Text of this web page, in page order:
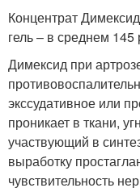
Концентрат
гель – в среднем 145
Димексид при
экссудативное или
проникает в ткани,
участвующий в
выработку
чувствительность